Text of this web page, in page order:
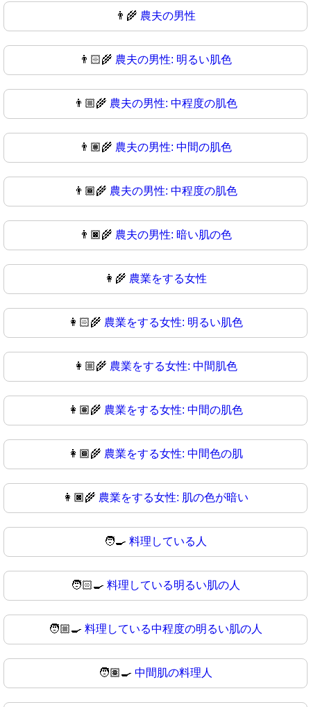
👨‍🌾 農夫の男性
👨🏻‍🌾 農夫の男性: 明るい肌色
👨🏼‍🌾 農夫の男性: 中程度の肌色
👨🏽‍🌾 農夫の男性: 中間の肌色
👨🏾‍🌾 農夫の男性: 中程度の肌色
👨🏿‍🌾 農夫の男性: 暗い肌の色
👩‍🌾 農業をする女性
👩🏻‍🌾 農業をする女性: 明るい肌色
👩🏼‍🌾 農業をする女性: 中間肌色
👩🏽‍🌾 農業をする女性: 中間の肌色
👩🏾‍🌾 農業をする女性: 中間色の肌
👩🏿‍🌾 農業をする女性: 肌の色が暗い
🧑‍🍳 料理している人
🧑🏻‍🍳 料理している明るい肌の人
🧑🏼‍🍳 料理している中程度の明るい肌の人
🧑🏽‍🍳 中間肌の料理人